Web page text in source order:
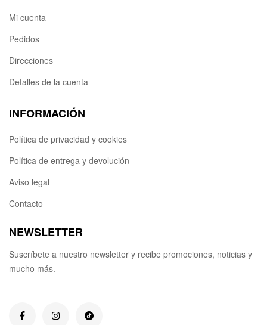
Mi cuenta
Pedidos
Direcciones
Detalles de la cuenta
INFORMACIÓN
Política de privacidad y cookies
Política de entrega y devolución
Aviso legal
Contacto
NEWSLETTER
Suscríbete a nuestro newsletter y recibe promociones, noticias y
mucho más.